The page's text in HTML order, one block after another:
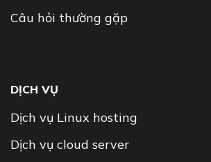
Câu hỏi thường gặp
DỊCH VỤ
Dịch vụ Linux hosting
Dịch vụ cloud server